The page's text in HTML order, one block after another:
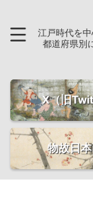
江戸時代を
都道府県別
X（旧
物故日